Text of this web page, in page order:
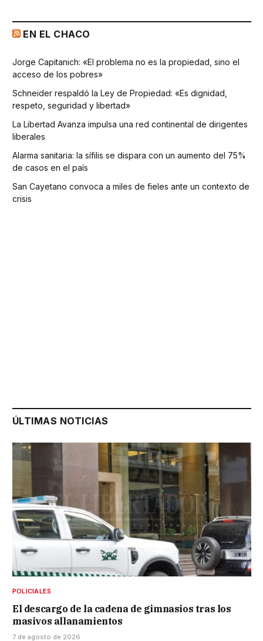
EN EL CHACO
Jorge Capitanich: «El problema no es la propiedad, sino el
acceso de los pobres»
Schneider respaldó la Ley de Propiedad: «Es dignidad,
respeto, seguridad y libertad»
La Libertad Avanza impulsa una red continental de dirigentes
liberales
Alarma sanitaria: la sífilis se dispara con un aumento del 75%
de casos en el país
San Cayetano convoca a miles de fieles ante un contexto de
crisis
ÚLTIMAS NOTICIAS
POLICIALES
El descargo de la cadena de gimnasios tras los
masivos allanamientos
7 de agosto de 2026